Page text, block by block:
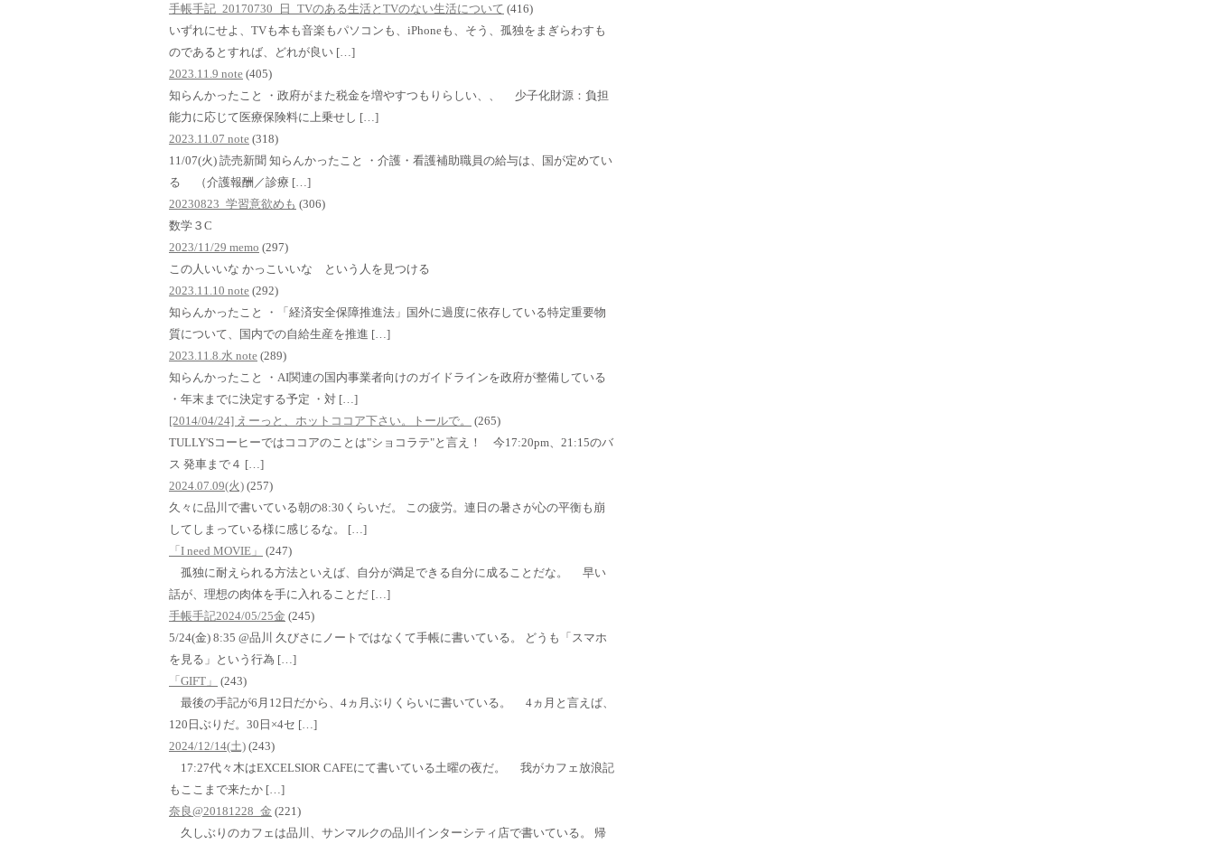
手帳手記_20170730_日_TVのある生活とTVのない生活について (416)
いずれにせよ、TVも本も音楽もパソコンも、iPhoneも、そう、孤独をまぎらわすも
のであるとすれば、どれが良い […]
2023.11.9 note (405)
知らんかったこと ・政府がまた税金を増やすつもりらしい、、 少子化財源：負担
能力に応じて医療保険料に上乗せし […]
2023.11.07 note (318)
11/07(火) 読売新聞 知らんかったこと ・介護・看護補助職員の給与は、国が定めてい
る （介護報酬／診療 […]
20230823_学習意欲めも (306)
数学３C
2023/11/29 memo (297)
この人いいな かっこいいな という人を見つける
2023.11.10 note (292)
知らんかったこと ・「経済安全保障推進法」国外に過度に依存している特定重要物
質について、国内での自給生産を推進 […]
2023.11.8.水 note (289)
知らんかったこと ・AI関連の国内事業者向けのガイドラインを政府が整備している
・年末までに決定する予定 ・対 […]
[2014/04/24] えーっと、ホットココア下さい。トールで。
(265)
TULLY'Sコーヒーではココアのことは"ショコラテ"と言え！ 今17:20pm、21:15のバ
ス 発車まで４ […]
2024.07.09(火) (257)
久々に品川で書いている朝の8:30くらいだ。 この疲労。連日の暑さが心の平衡も崩
してしまっている様に感じるな。 […]
「I need MOVIE」
(247)
孤独に耐えられる方法といえば、自分が満足できる自分に成ることだな。 早い
話が、理想の肉体を手に入れることだ […]
手帳手記2024/05/25金 (245)
5/24(金) 8:35 @品川 久びさにノートではなくて手帳に書いている。 どうも「スマホ
を見る」という行為 […]
「GIFT」
(243)
最後の手記が6月12日だから、4ヵ月ぶりくらいに書いている。 4ヵ月と言えば、
120日ぶりだ。30日×4セ […]
2024/12/14(土) (243)
17:27代々木はEXCELSIOR CAFEにて書いている土曜の夜だ。 我がカフェ放浪記
もここまで来たか […]
奈良@20181228_金 (221)
久しぶりのカフェは品川、サンマルクの品川インターシティ店で書いている。 帰